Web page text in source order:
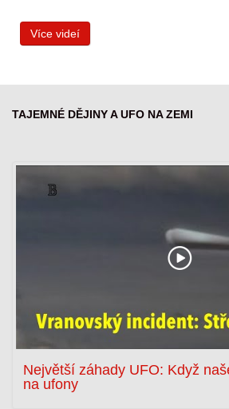
Více videí
TAJEMNÉ DĚJINY A UFO NA ZEMI
Největší záhady UFO: Když
na ufony